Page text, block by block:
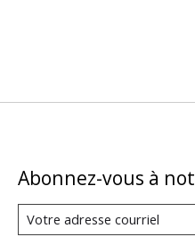
Abonnez-vous à